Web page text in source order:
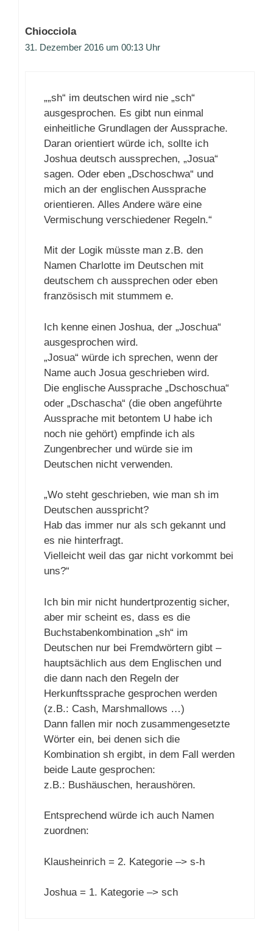
Chiocciola
31. Dezember 2016 um 00:13 Uhr
„„sh“ im deutschen wird nie „sch“
ausgesprochen. Es gibt nun einmal
einheitliche Grundlagen der Aussprache.
Daran orientiert würde ich, sollte ich
Joshua deutsch aussprechen, „Josua“
sagen. Oder eben „Dschoschwa“ und
mich an der englischen Aussprache
orientieren. Alles Andere wäre eine
Vermischung verschiedener Regeln.“
Mit der Logik müsste man z.B. den
Namen Charlotte im Deutschen mit
deutschem ch aussprechen oder eben
französisch mit stummem e.
Ich kenne einen Joshua, der „Joschua“
ausgesprochen wird.
„Josua“ würde ich sprechen, wenn der
Name auch Josua geschrieben wird.
Die englische Aussprache „Dschoschua“
oder „Dschascha“ (die oben angeführte
Aussprache mit betontem U habe ich
noch nie gehört) empfinde ich als
Zungenbrecher und würde sie im
Deutschen nicht verwenden.
„Wo steht geschrieben, wie man sh im
Deutschen ausspricht?
Hab das immer nur als sch gekannt und
es nie hinterfragt.
Vielleicht weil das gar nicht vorkommt bei
uns?“
Ich bin mir nicht hundertprozentig sicher,
aber mir scheint es, dass es die
Buchstabenkombination „sh“ im
Deutschen nur bei Fremdwörtern gibt –
hauptsächlich aus dem Englischen und
die dann nach den Regeln der
Herkunftssprache gesprochen werden
(z.B.: Cash, Marshmallows …)
Dann fallen mir noch zusammengesetzte
Wörter ein, bei denen sich die
Kombination sh ergibt, in dem Fall werden
beide Laute gesprochen:
z.B.: Bushäuschen, heraushören.
Entsprechend würde ich auch Namen
zuordnen:
Klausheinrich = 2. Kategorie –> s-h
Joshua = 1. Kategorie –> sch